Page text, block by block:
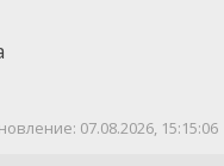
07.08.2026, 15:15:06